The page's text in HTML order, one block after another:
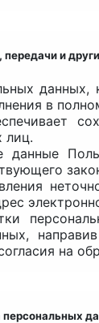
и
в
лиц.
данные
на
персональных